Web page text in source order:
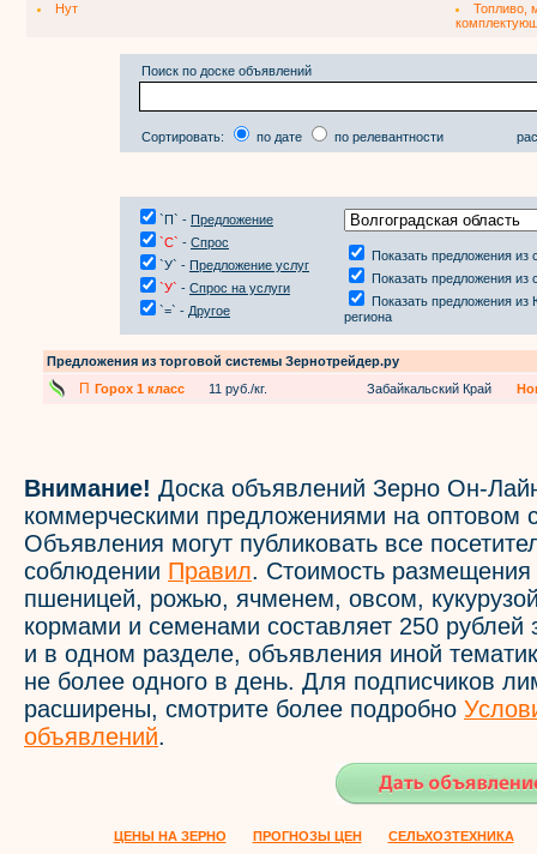
Нут
Топливо,
Поиск по доске объявлений
Сортировать: по дате по релевантности
`П` - Предложение
`С` - Спрос
`У` - Предложение услуг
`У` - Спрос на услуги
`=` - Другое
Показать предложения из
Показать предложения из
Показать предложения
региона
Предложения из торговой системы Зернотрейдер.ру
П Горох 1 класс 11 руб./кг. Забайкальский Край
Внимание! Доска объявлений Зерно Он-
коммерческими предложениями на оптовом
Объявления могут публиковать все
соблюдении Правил. Стоимость
пшеницей, рожью, ячменем, овсом,
кормами и семенами составляет 250 рублей
и в одном разделе, объявления иной
не более одного в день. Для подписчиков
расширены, смотрите более подробно
объявлений.
ЦЕНЫ НА ЗЕРНО ПРОГНОЗЫ ЦЕН СЕЛЬХОЗТЕХНИКА